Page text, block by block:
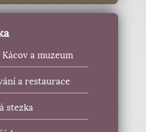
Kácov a muzeum
a restaurace
stezka